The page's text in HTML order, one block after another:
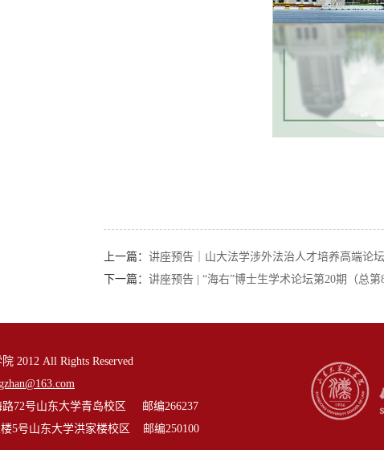
上一篇： 讲座预告｜山大法学涉外法治人才培养高端
下一篇： 讲座预告 | “海右”博士生学术论坛第20期（总
2012 All Rights Reserved
路72号山东大学青岛校区 邮编266237
山东大学洪家楼校区 邮编250100